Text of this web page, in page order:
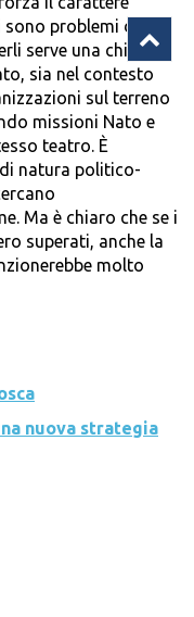
problemi di
serve una chiara
sia nel contesto
sul terreno
missioni Nato e
teatro. È
natura politico-
Ma è chiaro che se i
superati, anche la
molto
nuova strategia